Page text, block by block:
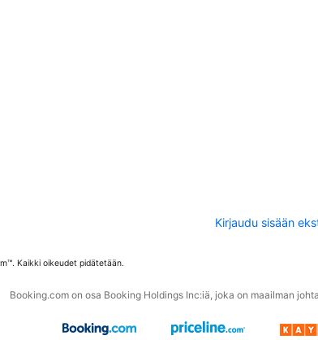
Kirjaudu sisään
Kaikki oikeudet pidätetään.
Booking.com on osa Booking Holdings Inc:iä, joka on maailman